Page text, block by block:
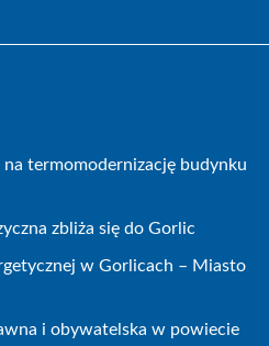
na termomodernizację budynku
zbliża się do Gorlic
w Gorlicach – Miasto
i obywatelska w powiecie